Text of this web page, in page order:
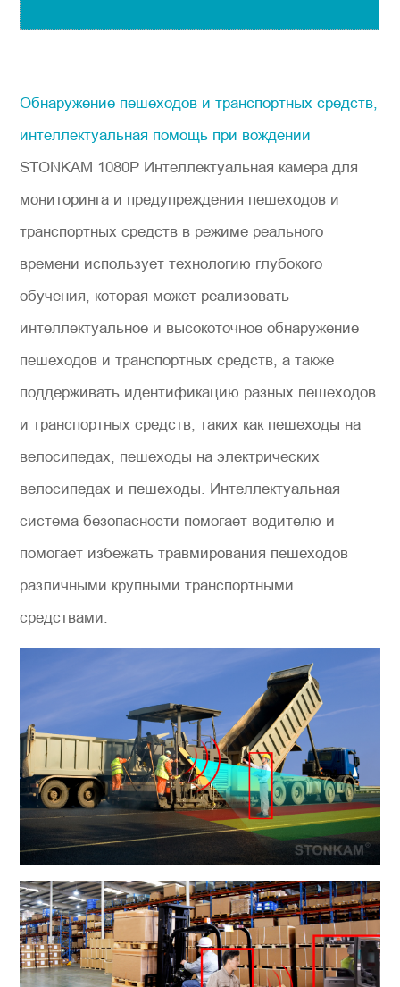
Обнаружение пешеходов и транспортных средств,
интеллектуальная помощь при вождении
STONKAM 1080P Интеллектуальная камера для
мониторинга и предупреждения пешеходов и
транспортных средств в режиме реального
времени использует технологию глубокого
обучения, которая может реализовать
интеллектуальное и высокоточное обнаружение
пешеходов и транспортных средств, а также
поддерживать идентификацию разных пешеходов
и транспортных средств, таких как пешеходы на
велосипедах, пешеходы на электрических
велосипедах и пешеходы. Интеллектуальная
система безопасности помогает водителю и
помогает избежать травмирования пешеходов
различными крупными транспортными
средствами.